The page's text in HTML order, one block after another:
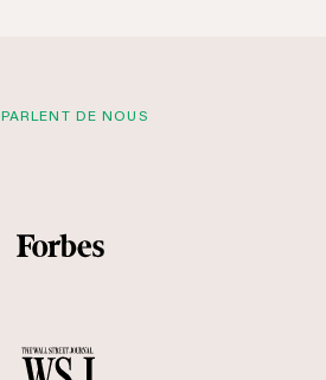
PARLENT DE NOUS